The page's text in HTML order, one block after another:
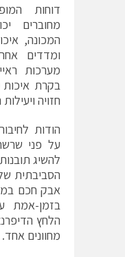
דוחות
מחוברים
המכונה,
ומדדים
מערכות
בקרת איכות
חזויה
הודות
על פני
להשיג
הסביבתית
אבק חכם
בזמן-אמת
הלחץ
מחוונים אחד.